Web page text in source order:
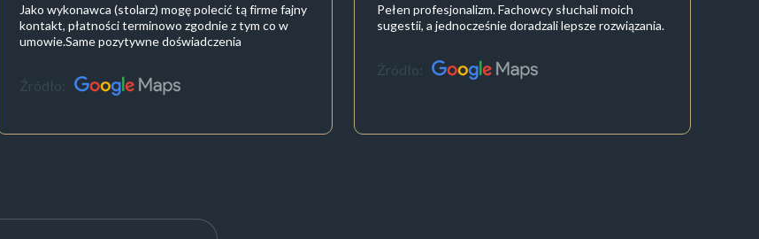
Jako wykonawca (stolarz) mogę polecić tą firme fajny
kontakt, płatności terminowo zgodnie z tym co w
umowie.Same pozytywne doświadczenia
Źródło:
Pełen profesjonalizm. Fachowcy słuchali moich
sugestii, a jednocześnie doradzali lepsze rozwiązania.
Źródło: